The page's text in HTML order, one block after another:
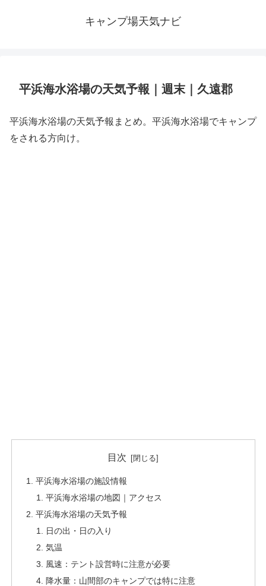
キャンプ場天気ナビ
平浜海水浴場の天気予報｜週末｜久遠郡
平浜海水浴場の天気予報まとめ。平浜海水浴場でキャンプ
をされる方向け。
目次
平浜海水浴場の施設情報
平浜海水浴場の地図｜アクセス
平浜海水浴場の天気予報
日の出・日の入り
気温
風速：テント設営時に注意が必要
降水量：山間部のキャンプでは特に注意